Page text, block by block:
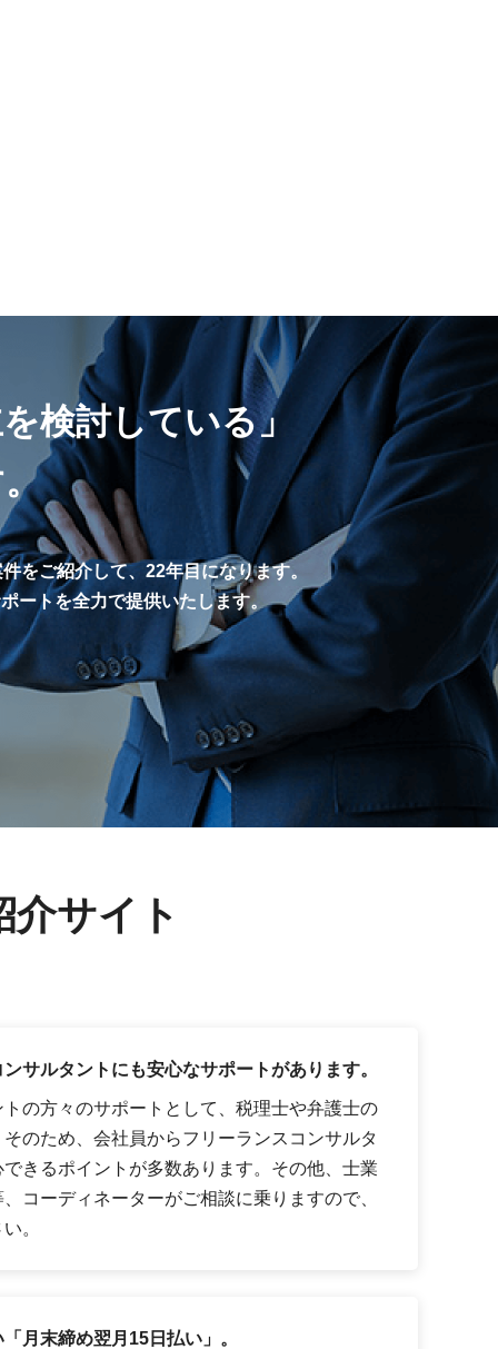
検討している」
をご紹介して、22年目になります。
ートを全力で提供いたします。
サイト
サルタントにも安心なサポートがあります。
の方々のサポートとして、税理士や弁護士の
のため、会社員からフリーランスコンサルタ
きるポイントが多数あります。その他、士業
コーディネーターがご相談に乗りますので、
。
月末締め翌月15日払い」。